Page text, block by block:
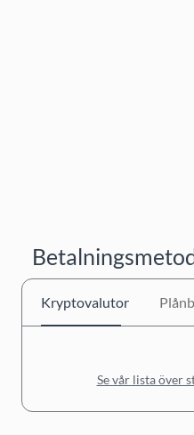
Kryptovalutor
Se vår lista över